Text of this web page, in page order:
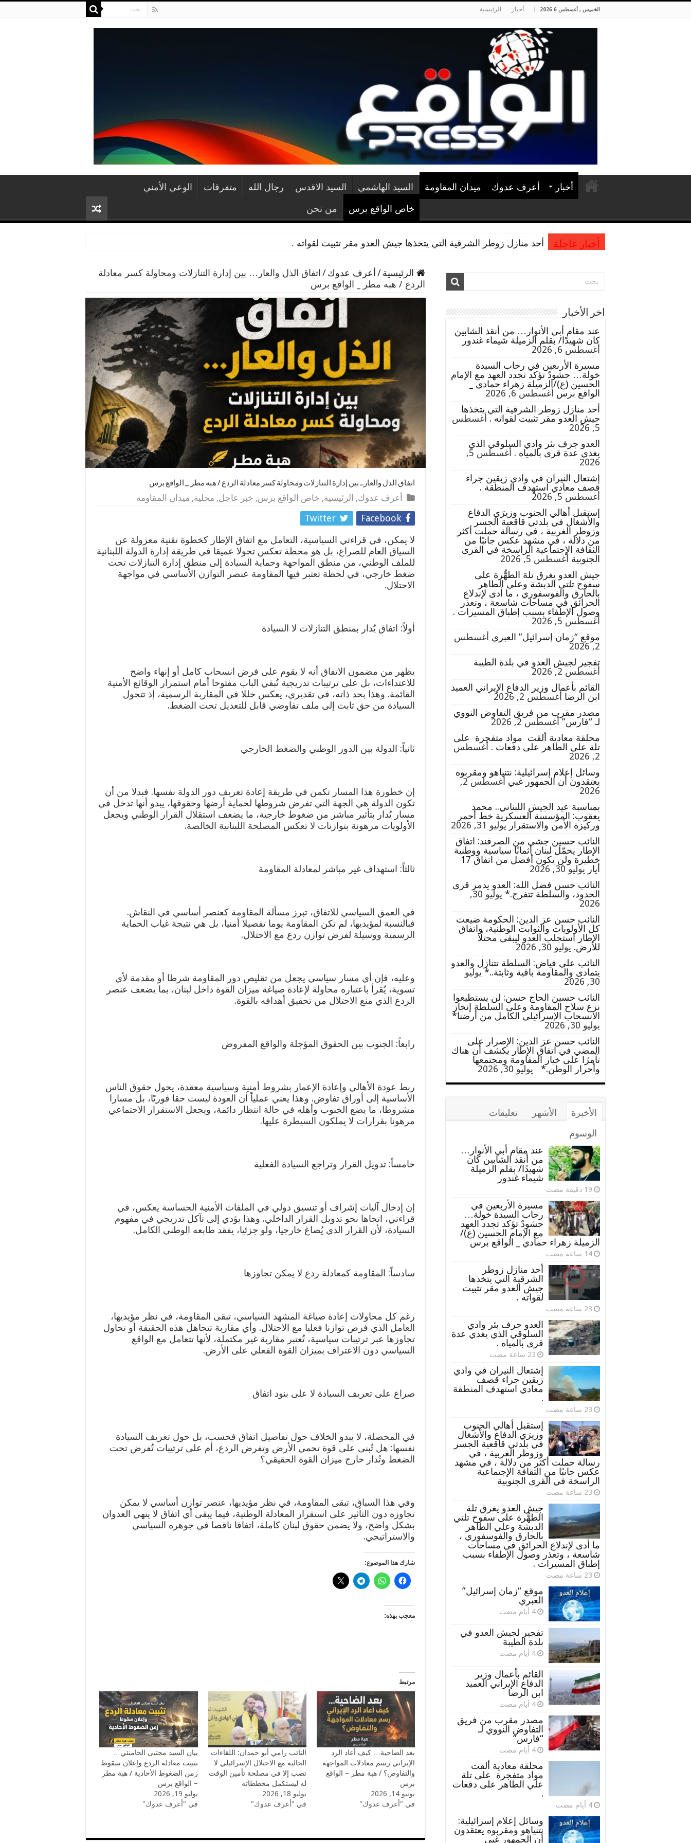
الخميس , أغسطس 6 2026 أخبار الرئيسية
أخبار أعرف عدوك ميدان المقاومة السيد الهاشمي السيد الاقدس رجال الله متفرقات
الوعي الأمني
خاص الواقع برس
من نحن
أخبار عاجلة أحد منازل زوطر الشرقية التي يتخذها جيش العدو مقر تثبيت لقواته .
الرئيسية/أعرف عدوك/اتفاق الذل والعار… بين إدارة التنازلات ومحاولة كسر معادلة
الردع / هبه مطر _ الواقع برس
اتفاق الذل والعار… بين إدارة التنازلات ومحاولة كسر معادلة الردع / هبه مطر _ الواقع برس
أعرف عدوك, الرئيسية, خاص الواقع برس, خبر عاجل, محلية, ميدان المقاومة
Facebook
Twitter
لا يمكن، في قراءتي السياسية، التعامل مع اتفاق الإطار كخطوة تقنية معزولة عن
السياق العام للصراع، بل هو محطة تعكس تحولا عميقا في طريقة إدارة الدولة اللبنانية
للملف الوطني، من منطق المواجهة وحماية السيادة إلى منطق إدارة التنازلات تحت
ضغط خارجي، في لحظة تعتبر فيها المقاومة عنصر التوازن الأساسي في مواجهة
الاحتلال.
أولاً: اتفاق يُدار بمنطق التنازلات لا السيادة
يظهر من مضمون الاتفاق أنه لا يقوم على فرض انسحاب كامل أو إنهاء واضح
للاعتداءات، بل على ترتيبات تدريجية تُبقي الباب مفتوحا أمام استمرار الوقائع الأمنية
القائمة. وهذا بحد ذاته، في تقديري، يعكس خللا في المقاربة الرسمية، إذ تتحول
السيادة من حق ثابت إلى ملف تفاوضي قابل للتعديل تحت الضغط.
ثانياً: الدولة بين الدور الوطني والضغط الخارجي
إن خطورة هذا المسار تكمن في طريقة إعادة تعريف دور الدولة نفسها. فبدلا من أن
تكون الدولة هي الجهة التي تفرض شروطها لحماية أرضها وحقوقها، يبدو أنها تدخل في
مسار يُدار بتأثير مباشر من ضغوط خارجية، ما يضعف استقلال القرار الوطني ويجعل
الأولويات مرهونة بتوازنات لا تعكس المصلحة اللبنانية الخالصة.
ثالثاً: استهداف غير مباشر لمعادلة المقاومة
في العمق السياسي للاتفاق، تبرز مسألة المقاومة كعنصر أساسي في النقاش.
فبالنسبة لمؤيديها، لم تكن المقاومة يوما تفصيلا أمنيا، بل هي نتيجة غياب الحماية
الرسمية ووسيلة لفرض توازن ردع مع الاحتلال.
وعليه، فإن أي مسار سياسي يجعل من تقليص دور المقاومة شرطا أو مقدمة لأي
تسوية، يُقرأ باعتباره محاولة لإعادة صياغة ميزان القوة داخل لبنان، بما يضعف عنصر
الردع الذي منع الاحتلال من تحقيق أهدافه بالقوة.
رابعاً: الجنوب بين الحقوق المؤجلة والواقع المفروض
ربط عودة الأهالي وإعادة الإعمار بشروط أمنية وسياسية معقدة، يحول حقوق الناس
الأساسية إلى أوراق تفاوض. وهذا يعني عملياً أن العودة ليست حقا فوريًا، بل مسارا
مشروطا، ما يضع الجنوب وأهله في حالة انتظار دائمة، ويجعل الاستقرار الاجتماعي
مرهونا بقرارات لا يملكون السيطرة عليها.
خامساً: تدويل القرار وتراجع السيادة الفعلية
إن إدخال آليات إشراف أو تنسيق دولي في الملفات الأمنية الحساسة يعكس، في
قراءتي، اتجاها نحو تدويل القرار الداخلي. وهذا يؤدي إلى تآكل تدريجي في مفهوم
السيادة، لأن القرار الذي يُصاغ خارجيا، ولو جزئيا، يفقد طابعه الوطني الكامل.
سادساً: المقاومة كمعادلة ردع لا يمكن تجاوزها
رغم كل محاولات إعادة صياغة المشهد السياسي، تبقى المقاومة، في نظر مؤيديها،
العامل الذي فرض توازنا فعليا مع الاحتلال. وأي مقاربة تتجاهل هذه الحقيقة أو تحاول
تجاوزها عبر ترتيبات سياسية، تُعتبر مقاربة غير مكتملة، لأنها تتعامل مع الواقع
السياسي دون الاعتراف بميزان القوة الفعلي على الأرض.
صراع على تعريف السيادة لا على بنود اتفاق
في المحصلة، لا يبدو الخلاف حول تفاصيل اتفاق فحسب، بل حول تعريف السيادة
نفسها: هل تُبنى على قوة تحمي الأرض وتفرض الردع، أم على ترتيبات تُفرض تحت
الضغط وتُدار خارج ميزان القوة الحقيقي؟
وفي هذا السياق، تبقى المقاومة، في نظر مؤيديها، عنصر توازن أساسي لا يمكن
تجاوزه دون التأثير على استقرار المعادلة الوطنية، فيما يبقى أي اتفاق لا ينهي العدوان
بشكل واضح، ولا يضمن حقوق لبنان كاملة، اتفاقا ناقصا في جوهره السياسي
والاستراتيجي.
شارك هذا الموضوع:
معجب بهذه:
مرتبط
بعد الضاحية… كيف أعاد الرد
الإيراني رسم معادلات المواجهة
والتفاوض؟ / هبة مطر – الواقع
برس
يونيو 14, 2026
في "أعرف عدوك"
النائب رامي أبو حمدان: اللقاءات
الحالية مع الاحتلال الإسرائيلي لا
تصب إلا في مصلحة تأمين الوقت
له ليستكمل مخططاته
يوليو 18, 2026
في "أعرف عدوك"
بيان السيد مجتبى الخامنئي…
تثبيت معادلة الردع وإعلان سقوط
زمن الضغوط الأحادية / هبة مطر
– الواقع برس
يوليو 19, 2026
في "أعرف عدوك"
اخر الأخبار
عند مقام أبي الأنوار… من أنقذ الشابين
كان شهيدًا/ بقلم الزميلة شيماء غندور
أغسطس 6, 2026
مسيرة الأربعين في رحاب السيدة
خولة… حشودٌ تؤكد تجدد العهد مع الإمام
الحسين (ع)/الزميلة زهراء حمادي _
الواقع برس أغسطس 6, 2026
أحد منازل زوطر الشرقية التي يتخذها
جيش العدو مقر تثبيت لقواته . أغسطس
5, 2026
العدو جرف بئر وادي السلوقي الذي
يغذي عدة قرى بالمياه .
أغسطس 5,
2026
إشتعال النيران في وادي زبقين جراء
قصف معادي استهدف المنطقة .
أغسطس 5, 2026
إستقبل أهالي الجنوب وزيرَي الدفاع
والأشغال في بلدتي قاقعية الجسر
وزوطر الغربية ، في رسالة حملت أكثر
من دلالة ، في مشهد عكس جانبًا من
الثقافة الإجتماعية الراسخة في القرى
الجنوبية أغسطس 5, 2026
جيش العدو يغرق تلة الطهُّرة على
سفوح تلتي الدبشة وعلي الطاهر
بالحارق والفوسفوري ، ما أدى لإندلاع
الحرائق في مساحات شاسعة ، وتعذر
وصول الإطفاء بسبب إطباق المسيرات .
أغسطس 5, 2026
موقع “زمان إسرائيل” العبري أغسطس
2, 2026
تفجير لجيش العدو في بلدة الطيبة
أغسطس 2, 2026
القائم بأعمال وزير الدفاع الإيراني العميد
ابن الرضا أغسطس 2, 2026
مصدر مقرب من فريق التفاوض النووي
لـ “فارس” أغسطس 2, 2026
محلقة معادية ألقت مواد متفجرة على
تلة علي الطاهر على دفعات . أغسطس
2, 2026
وسائل إعلام إسرائيلية: نتنياهو ومقربوه
يعتقدون أن الجمهور غبي
أغسطس 2,
2026
بمناسبة عيد الجيش اللبناني.. محمد
يعقوب: المؤسسة العسكرية خط أحمر
وركيزة الأمن والاستقرار يوليو 31, 2026
النائب حسين جشي من الصرفند: اتفاق
الإطار يحمّل لبنان أثمانًا سياسية ووطنية
خطيرة ولن يكون أفضل من اتفاق 17
أيار يوليو 30, 2026
النائب حسن فضل الله: العدو يدمر قرى
الحدود، والسلطة تتفرج.*
يوليو 30,
2026
النائب حسن عز الدين: الحكومة ضيعت
كل الأولويات والثوابت الوطنية، واتفاق
الإطار استجلب العدو ليبقى محتلًا
للأرض. يوليو 30, 2026
النائب علي فياض: السلطة تتنازل والعدو
يتمادى والمقاومة باقية وثابتة..* يوليو
30, 2026
النائب حسين الحاج حسن: لن يستطيعوا
نزع سلاح المقاومة وعلى السلطة إنجاز
الانسحاب الإسرائيلي الكامل من أرضنا*
يوليو 30, 2026
النائب حسن عز الدين: الإصرار على
المضي في اتفاق الإطار يكشف أن هناك
تآمرًا على خيار المقاومة ومجتمعها
وأحرار الوطن.*
يوليو 30, 2026
الأخيرة الأشهر
تعليقات
الوسوم
عند مقام أبي الأنوار…
من أنقذ الشابين كان
شهيدًا/ بقلم الزميلة
شيماء غندور
مسيرة الأربعين في
رحاب السيدة خولة…
حشودٌ تؤكد تجدد العهد
مع الإمام الحسين (ع)/
الزميلة زهراء حمادي _ الواقع برس
أحد منازل زوطر
الشرقية التي يتخذها
جيش العدو مقر تثبيت
لقواته .
العدو جرف بئر وادي
السلوقي الذي يغذي عدة
قرى بالمياه .
إشتعال النيران في وادي
زبقين جراء قصف
معادي استهدف المنطقة
.
إستقبل أهالي الجنوب
وزيرَي الدفاع والأشغال
في بلدتي قاقعية الجسر
وزوطر الغربية ، في
رسالة حملت أكثر من دلالة ، في مشهد
عكس جانبًا من الثقافة الإجتماعية
الراسخة في القرى الجنوبية
جيش العدو يغرق تلة
الطهُّرة على سفوح تلتي
الدبشة وعلي الطاهر
بالحارق والفوسفوري ،
ما أدى لإندلاع الحرائق في مساحات
شاسعة ، وتعذر وصول الإطفاء بسبب
إطباق المسيرات .
موقع “زمان إسرائيل”
العبري
تفجير لجيش العدو في
بلدة الطيبة
القائم بأعمال وزير
الدفاع الإيراني العميد
ابن الرضا
مصدر مقرب من فريق
التفاوض النووي لـ
“فارس”
محلقة معادية ألقت
مواد متفجرة على تلة
علي الطاهر على دفعات
.
وسائل إعلام إسرائيلية:
نتنياهو ومقربوه يعتقدون
أن الجمهور غبي